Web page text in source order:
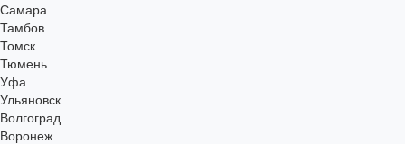
Самара
Тамбов
Томск
Тюмень
Уфа
Ульяновск
Волгоград
Воронеж